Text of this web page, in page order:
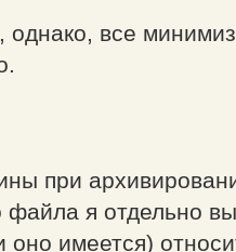
однако, все
при
файла я отдельно
имеется)